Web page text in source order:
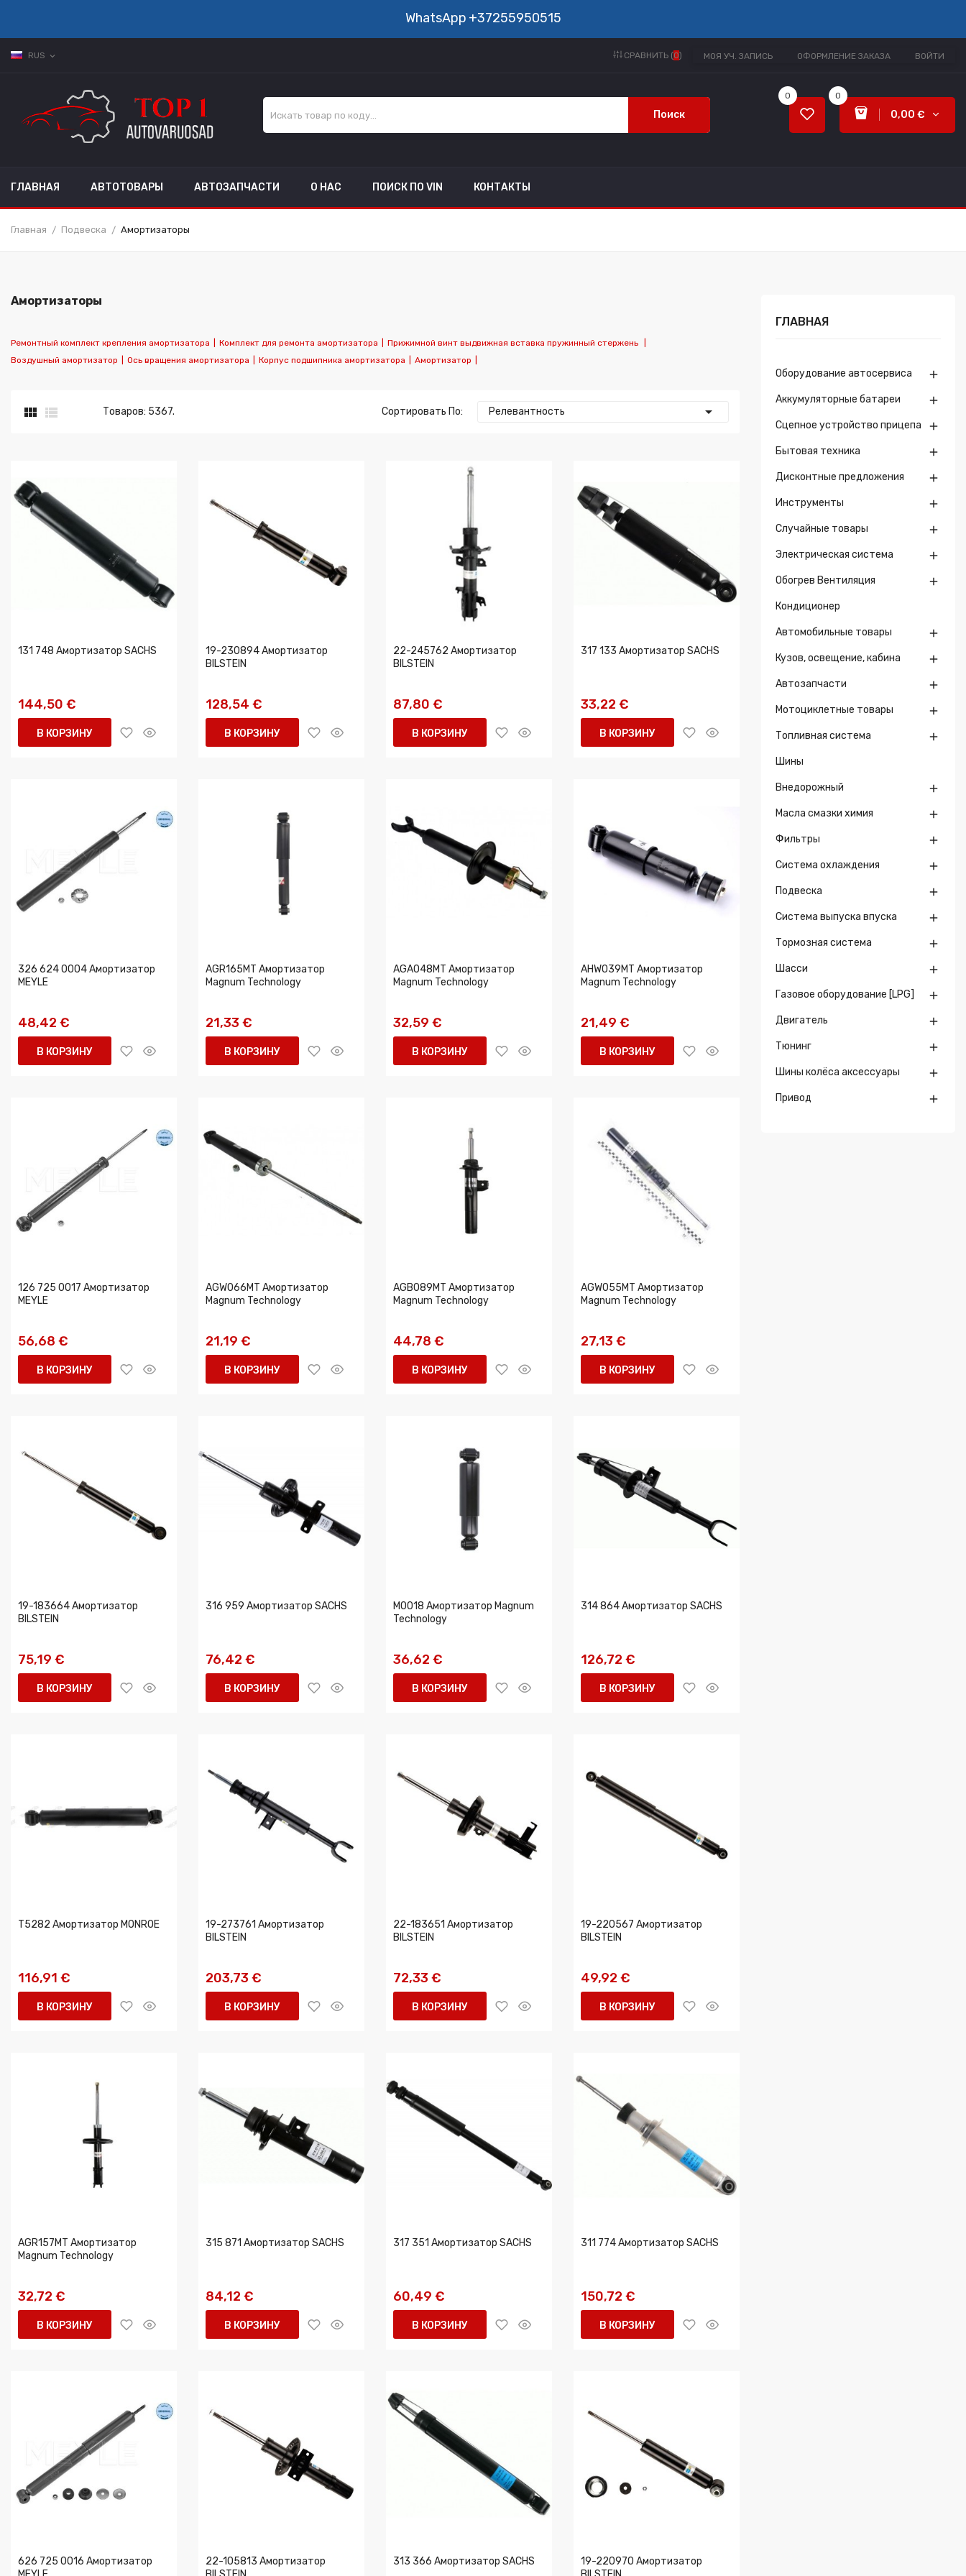
WhatsApp +37255950515
RUS expand_more МОЯ УЧ. ЗАПИСЬ ОФОРМЛЕНИЕ ЗАКАЗА ВОЙТИ
СРАВНИТЬ (0)
Поиск
0
0,00 €
0
ГЛАВНАЯ АВТОТОВАРЫ АВТОЗАПЧАСТИ О НАС ПОИСК ПО VIN КОНТАКТЫ
Главная Подвеска Амортизаторы
Амортизаторы
Ремонтный комплект крепления амортизатора Комплект для ремонта амортизатора Прижимной винт выдвижная вставка пружинный стержень
Воздушный амортизатор
Ось вращения амортизатора Корпус подшипника амортизатора Амортизатор
  Товаров: 5367. Сортировать По: Релевантность 
131 748 Амортизатор SACHS
144,50 €
В КОРЗИНУ
19-230894 Амортизатор
BILSTEIN
128,54 €
В КОРЗИНУ
22-245762 Амортизатор
BILSTEIN
87,80 €
В КОРЗИНУ
317 133 Амортизатор SACHS
33,22 €
В КОРЗИНУ
326 624 0004 Амортизатор
MEYLE
48,42 €
В КОРЗИНУ
AGR165MT Амортизатор
Magnum Technology
21,33 €
В КОРЗИНУ
AGA048MT Амортизатор
Magnum Technology
32,59 €
В КОРЗИНУ
AHW039MT Амортизатор
Magnum Technology
21,49 €
В КОРЗИНУ
126 725 0017 Амортизатор
MEYLE
56,68 €
В КОРЗИНУ
AGW066MT Амортизатор
Magnum Technology
21,19 €
В КОРЗИНУ
AGB089MT Амортизатор
Magnum Technology
44,78 €
В КОРЗИНУ
AGW055MT Амортизатор
Magnum Technology
27,13 €
В КОРЗИНУ
19-183664 Амортизатор
BILSTEIN
75,19 €
В КОРЗИНУ
316 959 Амортизатор SACHS
76,42 €
В КОРЗИНУ
M0018 Амортизатор Magnum
Technology
36,62 €
В КОРЗИНУ
314 864 Амортизатор SACHS
126,72 €
В КОРЗИНУ
T5282 Амортизатор MONROE
116,91 €
В КОРЗИНУ
19-273761 Амортизатор
BILSTEIN
203,73 €
В КОРЗИНУ
22-183651 Амортизатор
BILSTEIN
72,33 €
В КОРЗИНУ
19-220567 Амортизатор
BILSTEIN
49,92 €
В КОРЗИНУ
AGR157MT Амортизатор
Magnum Technology
32,72 €
В КОРЗИНУ
315 871 Амортизатор SACHS
84,12 €
В КОРЗИНУ
317 351 Амортизатор SACHS
60,49 €
В КОРЗИНУ
311 774 Амортизатор SACHS
150,72 €
В КОРЗИНУ
626 725 0016 Амортизатор
22-105813 Амортизатор
313 366 Амортизатор SACHS
19-220970 Амортизатор
ГЛАВНАЯ
Оборудование автосервиса 
Аккумуляторные батареи 
Сцепное устройство прицепа 
Бытовая техника 
Дисконтные предложения 
Инструменты 
Случайные товары 
Электрическая система 
Обогрев Вентиляция
Кондиционер

Автомобильные товары 
Кузов, освещение, кабина 
Автозапчасти 
Мотоциклетные товары 
Топливная система 
Шины
Внедорожный 
Масла смазки химия 
Фильтры 
Система охлаждения 
Подвеска 
Система выпуска впуска 
Тормозная система 
Шасси 
Газовое оборудование [LPG] 
Двигатель 
Тюнинг 
Шины колёса аксессуары 
Привод 